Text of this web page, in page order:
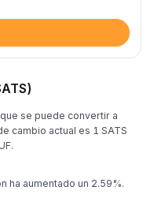
se puede convertir a
cambio actual es 1 SATS
ha aumentado un 2.59%.